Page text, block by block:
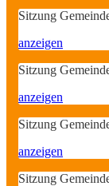
Sitzung
anzeigen
Sitzung
anzeigen
Sitzung
anzeigen
Sitzung